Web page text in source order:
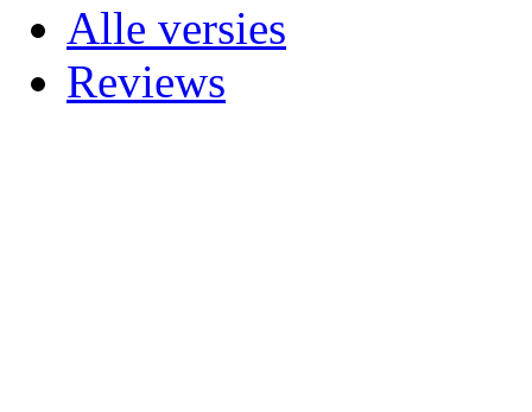
Alle versies
Reviews